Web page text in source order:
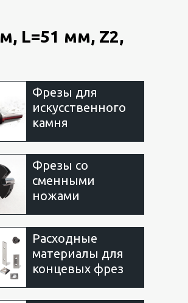
L=51 мм, Z2,
Фрезы для
искусственного
камня
Фрезы со
сменными
ножами
Расходные
материалы для
концевых фрез